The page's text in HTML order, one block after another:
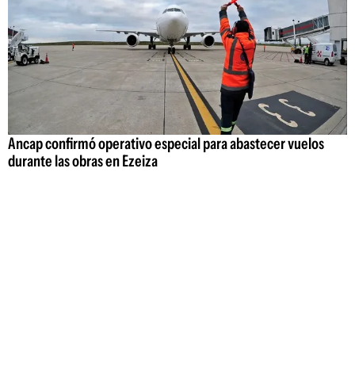
Ancap confirmó operativo especial para abastecer vuelos
durante las obras en Ezeiza